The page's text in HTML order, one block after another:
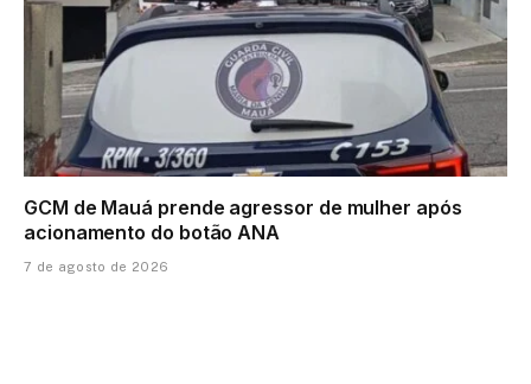
GCM de Mauá prende agressor de mulher após
acionamento do botão ANA
7 de agosto de 2026